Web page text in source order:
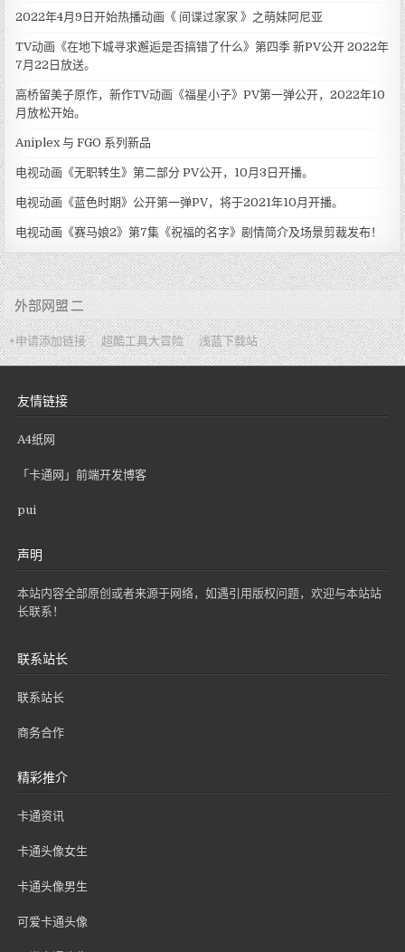
2022年4月9日开始热播动画《 间谍过家家 》之萌妹阿尼亚
TV动画《在地下城寻求邂逅是否搞错了什么》第四季 新PV公开 2022年
7月22日放送。
高桥留美子原作，新作TV动画《福星小子》PV第一弹公开，2022年10
月放松开始。
Aniplex 与 FGO 系列新品
电视动画《无职转生》第二部分 PV公开，10月3日开播。
电视动画《蓝色时期》公开第一弹PV，将于2021年10月开播。
电视动画《赛马娘2》第7集《祝福的名字》剧情简介及场景剪裁发布！
外部网盟 二
+申请添加链接 超酷工具大冒险 浅蓝下载站
友情链接
A4纸网
「卡通网」前端开发博客
pui
声明
本站内容全部原创或者来源于网络，如遇引用版权问题，欢迎与本站站
长联系！
联系站长
联系站长
商务合作
精彩推介
卡通资讯
卡通头像女生
卡通头像男生
可爱卡通头像